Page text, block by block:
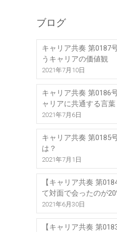
ブログ
キャリア共奏 第0187
うキャリアの価値観
2021年7月10日
キャリア共奏 第0186
ャリアに共通する言葉
2021年7月6日
キャリア共奏 第0185
は？
2021年7月1日
【キャリア共奏 第
て対面で会ったのが
2021年6月30日
【キャリア共奏 第